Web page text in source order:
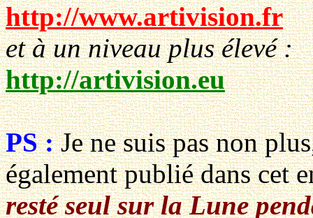
http://www.artivision.fr
et à un niveau plus élevé :
http://artivision.eu
PS : Je ne suis pas non
également publié dans cet
resté seul sur la Lune